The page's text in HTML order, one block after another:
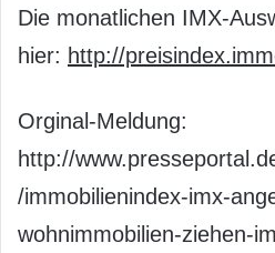
Die monatlichen IMX-
hier: http://
Orginal-Meldung:
http://
/immobilienindex-imx-
wohnimmobilien-ziehen-